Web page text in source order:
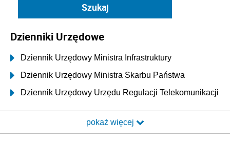
Dzienniki Urzędowe
Dziennik Urzędowy Ministra Infrastruktury
Dziennik Urzędowy Ministra Skarbu Państwa
Dziennik Urzędowy Urzędu Regulacji Telekomunikacji
Dziennik Urzędowy Ministra Transportu i Budownictwa
pokaż więcej